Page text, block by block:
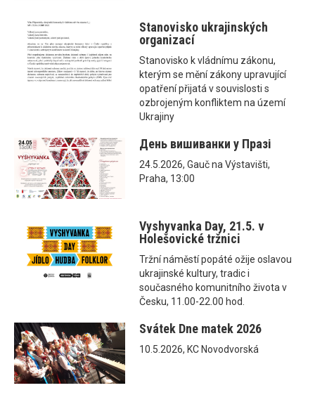
Stanovisko ukrajinských
organizací
Stanovisko k vládnímu zákonu,
kterým se mění zákony upravující
opatření přijatá v souvislosti s
ozbrojeným konfliktem na území
Ukrajiny
День вишиванки у Празі
24.5.2026, Gauč na Výstavišti,
Praha, 13:00
Vyshyvanka Day, 21.5. v
Holešovické tržnici
Tržní náměstí popáté ožije oslavou
ukrajinské kultury, tradic i
současného komunitního života v
Česku, 11.00-22.00 hod.
Svátek Dne matek 2026
10.5.2026, KC Novodvorská